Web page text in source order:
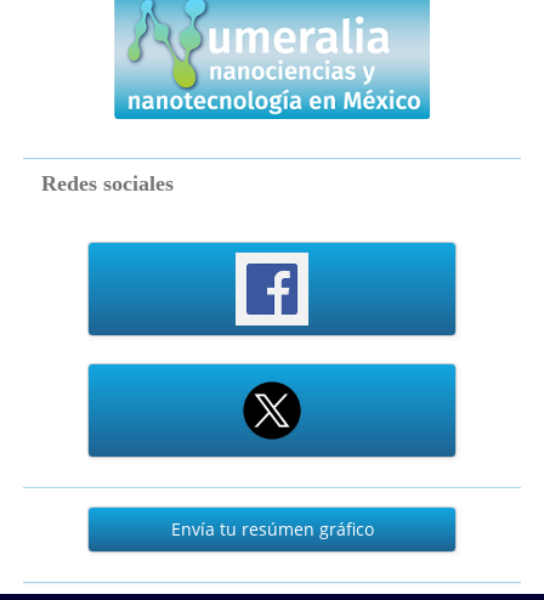
Redes sociales
Envía
gráfico
Envía tu resúmen gráfico